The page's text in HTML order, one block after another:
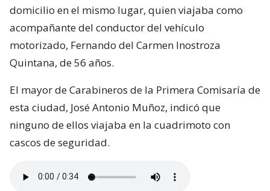
domicilio en el mismo lugar, quien viajaba como
acompañante del conductor del vehículo
motorizado, Fernando del Carmen Inostroza
Quintana, de 56 años.
El mayor de Carabineros de la Primera Comisaría de
esta ciudad, José Antonio Muñoz, indicó que
ninguno de ellos viajaba en la cuadrimoto con
cascos de seguridad.